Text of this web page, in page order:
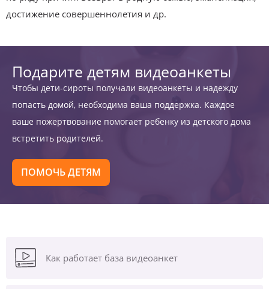
достижение совершеннолетия и др.
Подарите детям видеоанкеты
Чтобы дети-сироты получали видеоанкеты и надежду
попасть домой, необходима ваша поддержка. Каждое
ваше пожертвование помогает ребенку из детского дома
встретить родителей.
ПОМОЧЬ ДЕТЯМ
Как работает база видеоанкет